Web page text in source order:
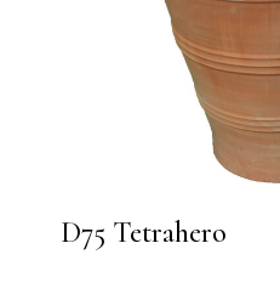
D75 Tetrahero